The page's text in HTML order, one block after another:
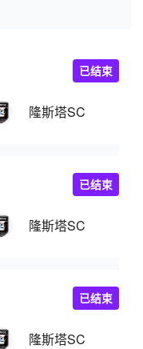
隆斯塔SC
已结束
隆斯塔SC
已结束
隆斯塔SC
已结束